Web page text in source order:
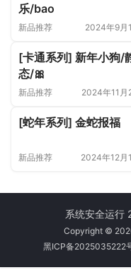
乐/bao
新品推荐 2024年9月
[卡通系列] 新年小狗/
态/🎀
新品推荐 2024年11月
[蛇年系列] 金蛇报福
新品推荐 2024年12月
系统安全运行
Copyright ©
黑ICP备2025035222